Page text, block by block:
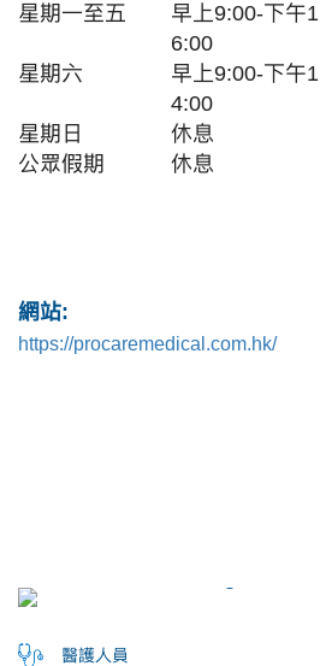
星期一至五
早上9:00-下午
6:00
星期六
早上9:00-下午
4:00
星期日
休息
公眾假期
休息
網站:
https://procaremedical.com.hk/
醫護人員